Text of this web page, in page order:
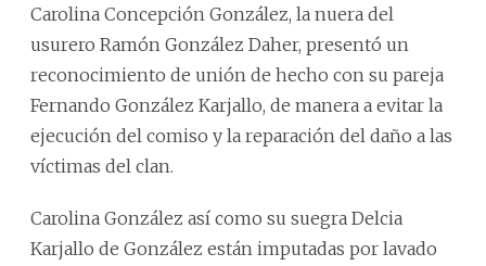
Carolina Concepción González, la nuera del
usurero Ramón González Daher, presentó un
reconocimiento de unión de hecho con su pareja
Fernando González Karjallo, de manera a evitar la
ejecución del comiso y la reparación del daño a las
víctimas del clan.
Carolina González así como su suegra Delcia
Karjallo de González están imputadas por lavado